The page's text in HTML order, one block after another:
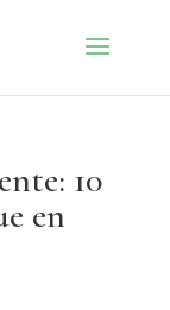
10
en